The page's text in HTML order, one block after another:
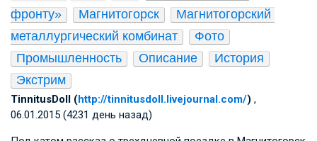
фронту»
Магнитогорск
Магнитогорский
металлургический комбинат
Фото
Промышленность
Описание
История
Экстрим
TinnitusDoll (http://tinnitusdoll.livejournal.com/) ,
06.01.2015 (4231 день назад)